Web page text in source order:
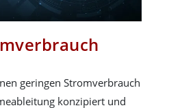
geringen Stromverbrauch
konzipiert und